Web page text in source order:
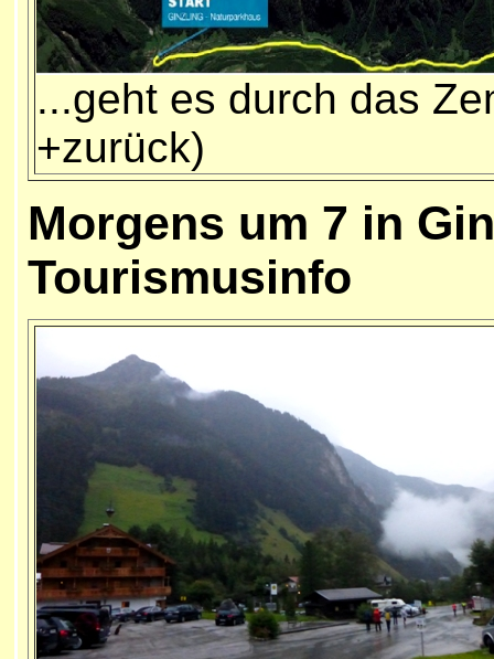
...geht es durch das
+zurück)
Morgens um 7 in
Tourismusinfo